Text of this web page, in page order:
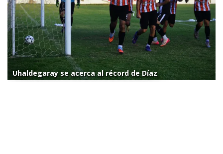
Uhaldegaray se acerca al récord de Díaz